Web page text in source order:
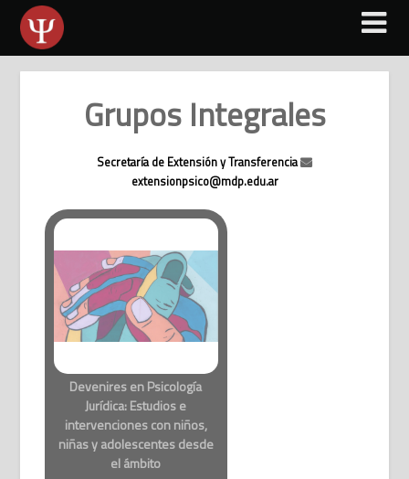
Skip
content
Grupos Integrales
Secretaría de Extensión y Transferencia
extensionpsico@mdp.edu.ar
Devenires en Psicología
Jurídica: Estudios e
intervenciones con niños,
niñas y adolescentes desde
el ámbito